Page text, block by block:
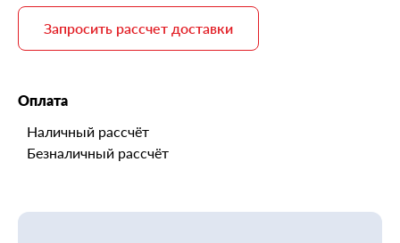
Запросить рассчет доставки
Оплата
Наличный рассчёт
Безналичный рассчёт